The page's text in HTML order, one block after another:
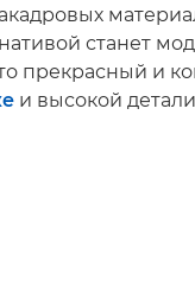
станет
прекрасный и
и высокой